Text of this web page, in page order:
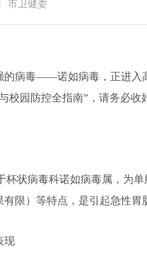
市卫健委
的病毒——诺如病毒，正进入
校园防控全指南”，请务必收
杯状病毒科诺如病毒属，为
限）等特点，是引起急性
现